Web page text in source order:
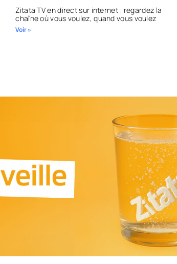
Zitata TV en direct sur internet : regardez la
chaîne où vous voulez, quand vous voulez
Voir »